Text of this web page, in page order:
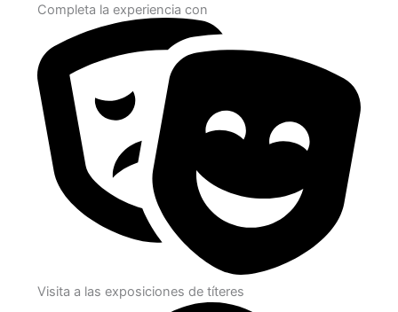
Completa la experiencia con
Visita a las exposiciones de títeres